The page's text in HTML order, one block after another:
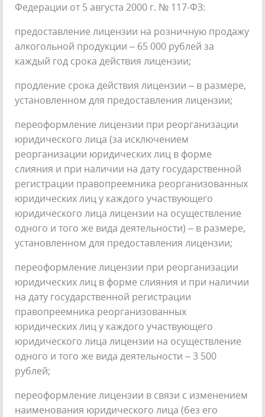
Федерации от 5 августа 2000 г. № 117-ФЗ:
предоставление лицензии на розничную продажу
алкогольной продукции – 65 000 рублей за
каждый год срока действия лицензии;
продление срока действия лицензии – в размере,
установленном для предоставления лицензии;
переоформление лицензии при реорганизации
юридического лица (за исключением
реорганизации юридических лиц в форме
слияния и при наличии на дату государственной
регистрации правопреемника реорганизованных
юридических лиц у каждого участвующего
юридического лица лицензии на осуществление
одного и того же вида деятельности) – в размере,
установленном для предоставления лицензии;
переоформление лицензии при реорганизации
юридических лиц в форме слияния и при наличии
на дату государственной регистрации
правопреемника реорганизованных
юридических лиц у каждого участвующего
юридического лица лицензии на осуществление
одного и того же вида деятельности – 3 500
рублей;
переоформление лицензии в связи с изменением
наименования юридического лица (без его